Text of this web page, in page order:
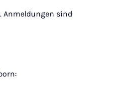
Anmeldungen sind